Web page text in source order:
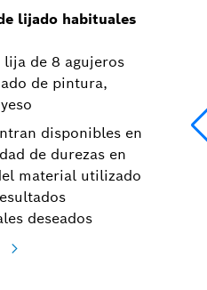
lijado habituales
lija de 8 agujeros
de pintura,
disponibles en
de durezas en
material utilizado
deseados